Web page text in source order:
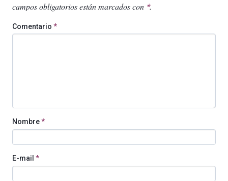
campos obligatorios están marcados con *.
Comentario *
Nombre*
E-mail *